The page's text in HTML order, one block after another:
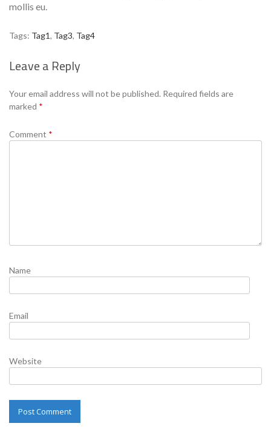
mollis eu.
Tags: Tag1, Tag3, Tag4
Leave a Reply
Your email address will not be published. Required fields are
marked *
Comment *
Name
Email
Website